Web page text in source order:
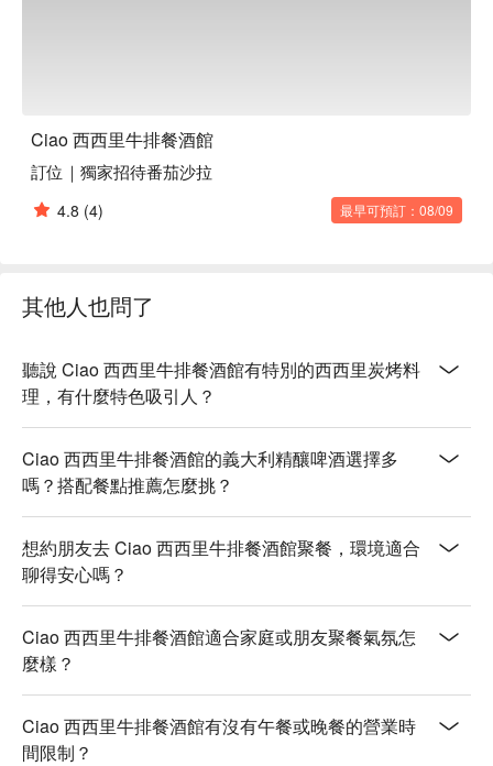
Ciao 西西里牛排餐酒館
訂位｜獨家招待番茄沙拉
4.8 (4) 最早可預訂：08/09
其他人也問了
聽說 Ciao 西西里牛排餐酒館有特別的西西里炭烤料
理，有什麼特色吸引人？
Ciao 西西里牛排餐酒館的義大利精釀啤酒選擇多
嗎？搭配餐點推薦怎麼挑？
想約朋友去 Ciao 西西里牛排餐酒館聚餐，環境適合
聊得安心嗎？
Ciao 西西里牛排餐酒館適合家庭或朋友聚餐氣氛怎
麼樣？
Ciao 西西里牛排餐酒館有沒有午餐或晚餐的營業時
間限制？